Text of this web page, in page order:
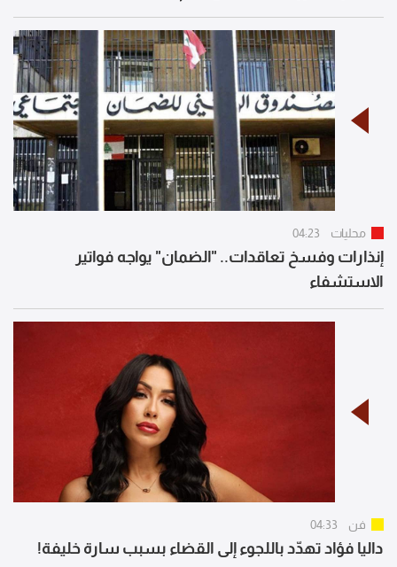
محليات 04:23
إنذارات وفسخ تعاقدات.. "الضمان" يواجه فواتير
الاستشفاء
فن 04:33
داليا فؤاد تهدّد باللجوء إلى القضاء بسبب سارة خليفة!